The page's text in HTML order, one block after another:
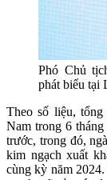
Phó Chủ
phát biểu tại
Theo số liệu,
Nam trong 6
trước, trong đó,
kim ngạch xuất
cùng kỳ năm